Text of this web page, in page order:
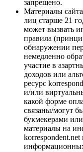
запрещено.
Материалы
лиц старше 21
может вызвать
правила
обнаружении
немедленно
участие в
доходов или
ресурс
и/или
какой форме
связаны/могут
букмекерами
материалы на